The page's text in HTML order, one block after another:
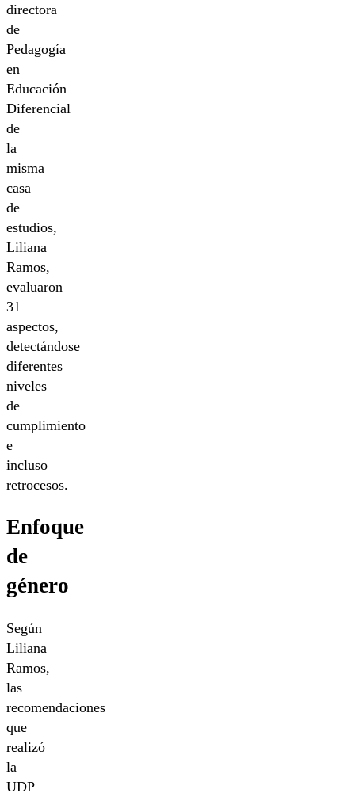
directora
de
Pedagogía
en
Educación
Diferencial
de
la
misma
casa
de
estudios,
Liliana
Ramos,
evaluaron
31
aspectos,
detectándose
diferentes
niveles
de
cumplimiento
e
incluso
retrocesos.
Enfoque
de
género
Según
Liliana
Ramos,
las
recomendaciones
que
realizó
la
UDP